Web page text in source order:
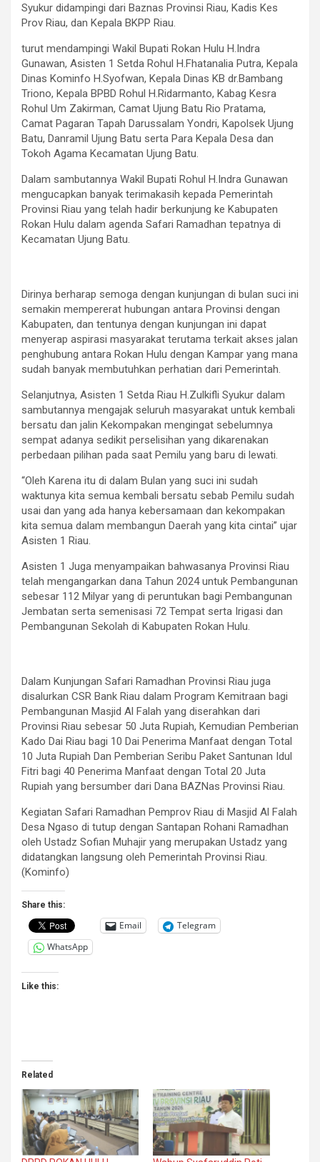
Syukur didampingi dari Baznas Provinsi Riau, Kadis Kes
Prov Riau, dan Kepala BKPP Riau.
turut mendampingi Wakil Bupati Rokan Hulu H.Indra
Gunawan, Asisten 1 Setda Rohul H.Fhatanalia Putra, Kepala
Dinas Kominfo H.Syofwan, Kepala Dinas KB dr.Bambang
Triono, Kepala BPBD Rohul H.Ridarmanto, Kabag Kesra
Rohul Um Zakirman, Camat Ujung Batu Rio Pratama,
Camat Pagaran Tapah Darussalam Yondri, Kapolsek Ujung
Batu, Danramil Ujung Batu serta Para Kepala Desa dan
Tokoh Agama Kecamatan Ujung Batu.
Dalam sambutannya Wakil Bupati Rohul H.Indra Gunawan
mengucapkan banyak terimakasih kepada Pemerintah
Provinsi Riau yang telah hadir berkunjung ke Kabupaten
Rokan Hulu dalam agenda Safari Ramadhan tepatnya di
Kecamatan Ujung Batu.
Dirinya berharap semoga dengan kunjungan di bulan suci ini
semakin mempererat hubungan antara Provinsi dengan
Kabupaten, dan tentunya dengan kunjungan ini dapat
menyerap aspirasi masyarakat terutama terkait akses jalan
penghubung antara Rokan Hulu dengan Kampar yang mana
sudah banyak membutuhkan perhatian dari Pemerintah.
Selanjutnya, Asisten 1 Setda Riau H.Zulkifli Syukur dalam
sambutannya mengajak seluruh masyarakat untuk kembali
bersatu dan jalin Kekompakan mengingat sebelumnya
sempat adanya sedikit perselisihan yang dikarenakan
perbedaan pilihan pada saat Pemilu yang baru di lewati.
“Oleh Karena itu di dalam Bulan yang suci ini sudah
waktunya kita semua kembali bersatu sebab Pemilu sudah
usai dan yang ada hanya kebersamaan dan kekompakan
kita semua dalam membangun Daerah yang kita cintai” ujar
Asisten 1 Riau.
Asisten 1 Juga menyampaikan bahwasanya Provinsi Riau
telah mengangarkan dana Tahun 2024 untuk Pembangunan
sebesar 112 Milyar yang di peruntukan bagi Pembangunan
Jembatan serta semenisasi 72 Tempat serta Irigasi dan
Pembangunan Sekolah di Kabupaten Rokan Hulu.
Dalam Kunjungan Safari Ramadhan Provinsi Riau juga
disalurkan CSR Bank Riau dalam Program Kemitraan bagi
Pembangunan Masjid Al Falah yang diserahkan dari
Provinsi Riau sebesar 50 Juta Rupiah, Kemudian Pemberian
Kado Dai Riau bagi 10 Dai Penerima Manfaat dengan Total
10 Juta Rupiah Dan Pemberian Seribu Paket Santunan Idul
Fitri bagi 40 Penerima Manfaat dengan Total 20 Juta
Rupiah yang bersumber dari Dana BAZNas Provinsi Riau.
Kegiatan Safari Ramadhan Pemprov Riau di Masjid Al Falah
Desa Ngaso di tutup dengan Santapan Rohani Ramadhan
oleh Ustadz Sofian Muhajir yang merupakan Ustadz yang
didatangkan langsung oleh Pemerintah Provinsi Riau.
(Kominfo)
Share this:
Email
Telegram
WhatsApp
Like this:
Related